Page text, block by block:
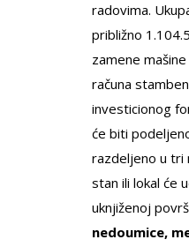
radovima.
približno
zamene
računa
investicionog
će biti
razdeljeno u tri
stan ili lokal će
uknjiženoj
nedoumice,